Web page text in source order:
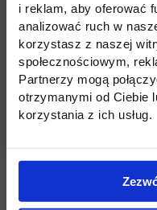
i reklam, aby oferować
analizować ruch w
korzystasz z naszej
społecznościowym,
Partnerzy mogą
otrzymanymi od Ciebie
korzystania z ich usług.
Pomiń
stopkę
Informacje
Edukacja
Licencjackie
Inżynierskie